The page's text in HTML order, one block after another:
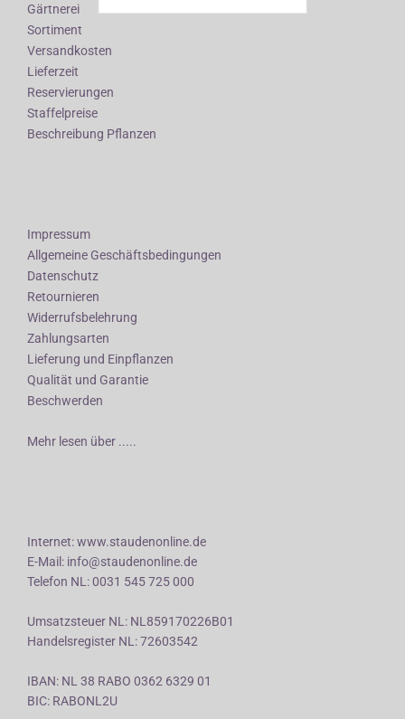
Gärtnerei
Sortiment
Versandkosten
Lieferzeit
Reservierungen
Staffelpreise
Beschreibung Pflanzen
Impressum
Allgemeine Geschäftsbedingungen
Datenschutz
Retournieren
Widerrufsbelehrung
Zahlungsarten
Lieferung und Einpflanzen
Qualität und Garantie
Beschwerden
Mehr lesen über .....
Internet: www.staudenonline.de
E-Mail: info@staudenonline.de
Telefon NL: 0031 545 725 000
Umsatzsteuer NL: NL859170226B01
Handelsregister NL: 72603542
IBAN: NL 38 RABO 0362 6329 01
BIC: RABONL2U